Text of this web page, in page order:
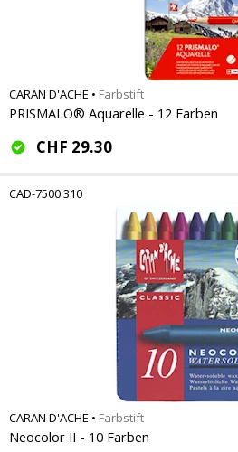
CARAN D'ACHE • Farbstift
PRISMALO® Aquarelle - 12 Farben
CHF 29.30
CAD-7500.310
CARAN D'ACHE • Farbstift
Neocolor II - 10 Farben